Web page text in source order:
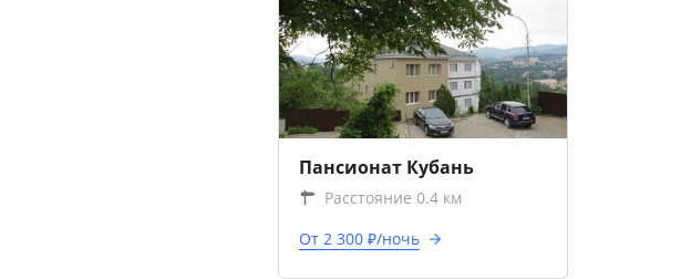
Пансионат Кубань
Расстояние 0.4 км
От 2 300 ₽/ночь